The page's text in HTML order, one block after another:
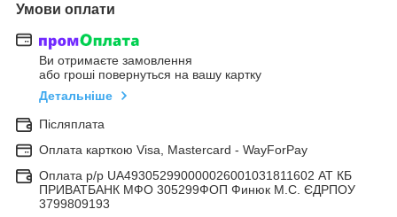
Умови оплати
Ви отримаєте замовлення
або гроші повернуться на вашу картку
Детальніше
Післяплата
Оплата карткою Visa, Mastercard - WayForPay
Оплата р/р UA493052990000026001031811602 АТ КБ
ПРИВАТБАНК МФО 305299ФОП Финюк М.С. ЄДРПОУ
3799809193